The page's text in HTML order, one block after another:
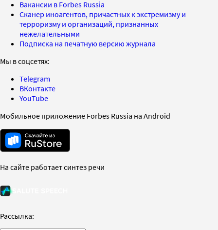
Вакансии в Forbes Russia
Сканер иноагентов, причастных к экстремизму и
терроризму и организаций, признанных
нежелательными
Подписка на печатную версию журнала
Мы в соцсетях:
Telegram
ВКонтакте
YouTube
Мобильное приложение Forbes Russia на Android
На сайте работает синтез речи
Рассылка: